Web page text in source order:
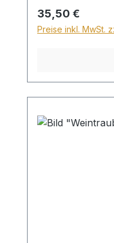
Regulärer Preis:
35,50 €
Preise inkl. MwSt.